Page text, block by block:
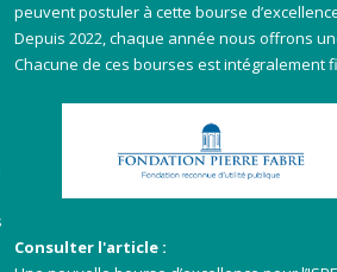
peuvent postuler à cette bourse
Depuis 2022, chaque année nous offrons
Chacune de ces bourses est intégralement
Consulter l'article :